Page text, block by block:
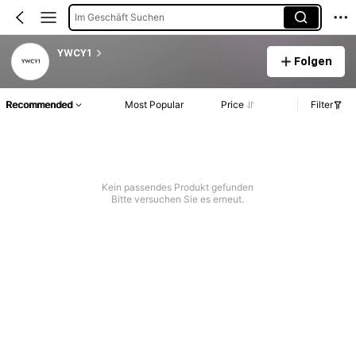
Im Geschäft Suchen
YWCY1
Folgen
Recommended Most Popular Price Filter
Kein passendes Produkt gefunden
Bitte versuchen Sie es erneut.